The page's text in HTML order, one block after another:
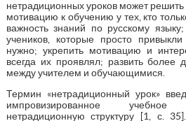
нетрадиционных уроков может решить
мотивацию к обучению у тех, кто
важность знаний по русскому
учеников, которые просто
нужно; укрепить мотивацию и
всегда их проявлял; развить более
между учителем и обучающимися.
Термин «нетрадиционный урок»
импровизированное
нетрадиционную структуру [1, с.